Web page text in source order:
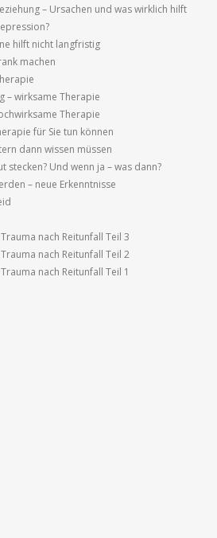
– Ursachen und was wirklich hilft
hilft nicht langfristig
machen
– wirksame Therapie
Therapie
für Sie tun können
dann wissen müssen
stecken? Und wenn ja – was dann?
– neue Erkenntnisse
nach Reitunfall Teil 3
nach Reitunfall Teil 2
nach Reitunfall Teil 1